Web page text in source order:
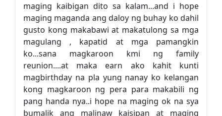
maging kaibigan dito sa kalam...and i hope
maging maganda ang daloy ng buhay ko dahil
gusto kong makabawi at makatulong sa mga
magulang , kapatid at mga pamangkin
ko...sana magkaroon kmi ng family
reunion....at maka earn ako kahit kunti
magbirthday na pla yung nanay ko kelangan
kong magkaroon ng pera para makabili ng
pang handa nya..i hope na maging ok na sya
bumalik ang malinaw kaisipan at maging